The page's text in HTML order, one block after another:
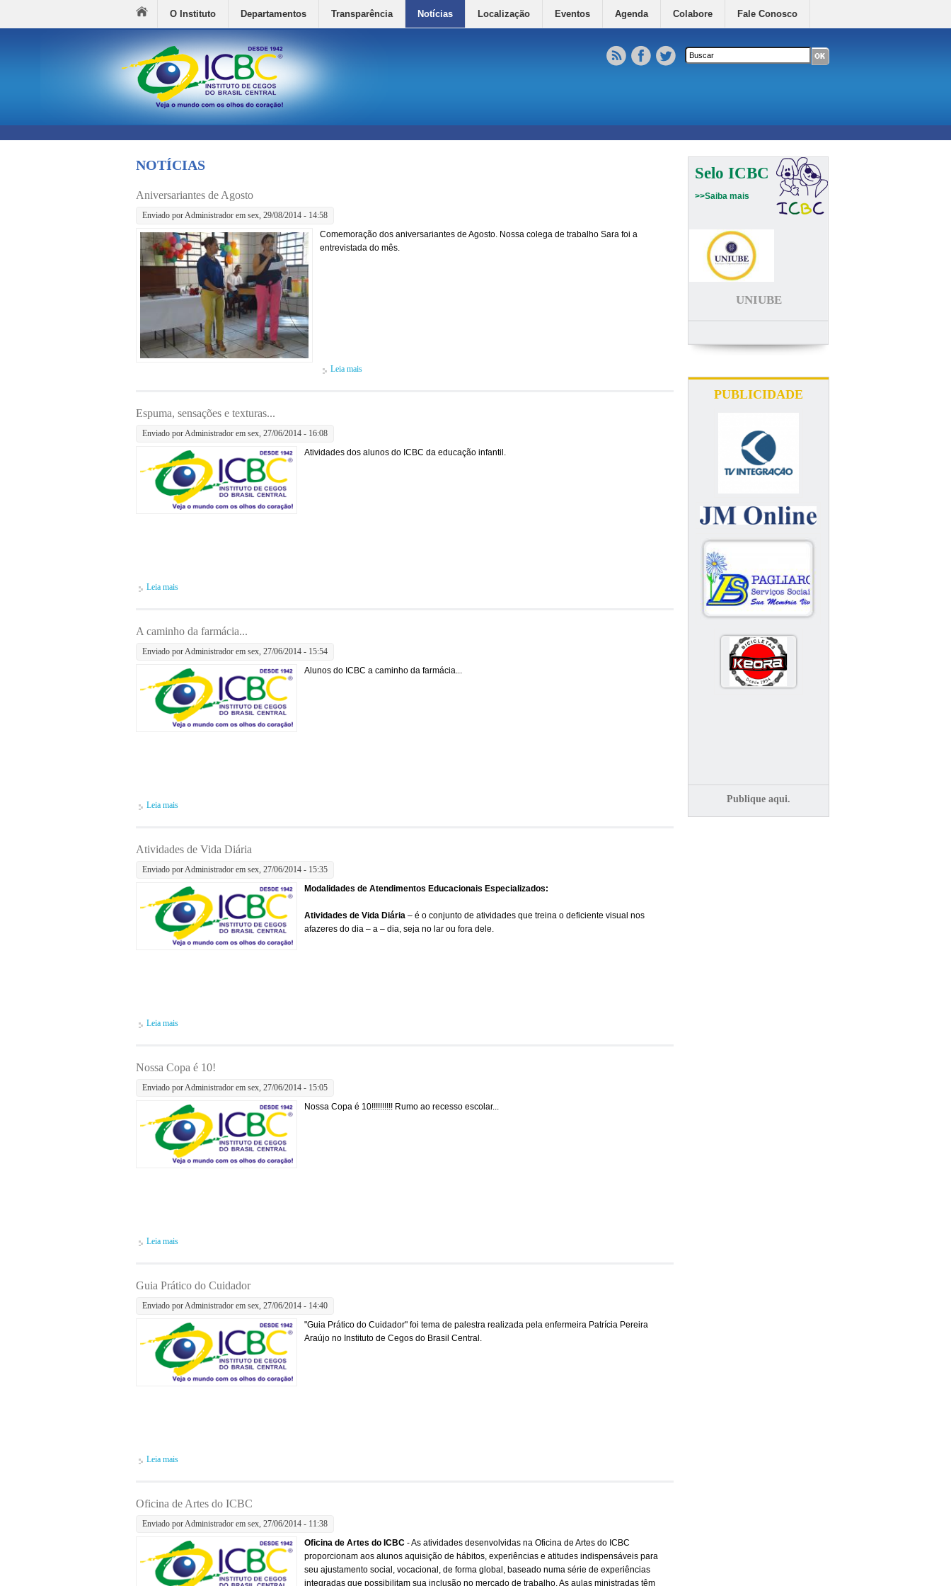
O Instituto Departamentos Transparência Notícias Localização Eventos Agenda Colabore Fale Conosco
Formulário de busca
NOTÍCIAS
Aniversariantes de Agosto
Enviado porAdministrador em sex, 29/08/2014 - 14:58
Comemoração dos aniversariantes de Agosto. Nossa colega de trabalho Sara foi a
entrevistada do mês.
Leia mais
Espuma, sensações e texturas...
Enviado porAdministrador em sex, 27/06/2014 - 16:08
Atividades dos alunos do ICBC da educação infantil.
Leia mais
A caminho da farmácia...
Enviado porAdministrador em sex, 27/06/2014 - 15:54
Alunos do ICBC a caminho da farmácia...
Leia mais
Atividades de Vida Diária
Enviado porAdministrador em sex, 27/06/2014 - 15:35
Modalidades de Atendimentos Educacionais Especializados:
Atividades de Vida Diária – é o conjunto de atividades que treina o deficiente visual nos
afazeres do dia – a – dia, seja no lar ou fora dele.
Leia mais
Nossa Copa é 10!
Enviado porAdministrador em sex, 27/06/2014 - 15:05
Nossa Copa é 10!!!!!!!!!! Rumo ao recesso escolar...
Leia mais
Guia Prático do Cuidador
Enviado porAdministrador em sex, 27/06/2014 - 14:40
"Guia Prático do Cuidador" foi tema de palestra realizada pela enfermeira Patrícia Pereira
Araújo no Instituto de Cegos do Brasil Central.
Leia mais
Oficina de Artes do ICBC
Enviado porAdministrador em sex, 27/06/2014 - 11:38
Oficina de Artes do ICBC - As atividades desenvolvidas na Oficina de Artes do ICBC
proporcionam aos alunos aquisição de hábitos, experiências e atitudes indispensáveis para
seu ajustamento social, vocacional, de forma global, baseado numa série de experiências
integradas que possibilitam sua inclusão no mercado de trabalho. As aulas ministradas têm
Selo ICBC
>>Saiba mais
UNIUBE
PUBLICIDADE
Publique aqui.